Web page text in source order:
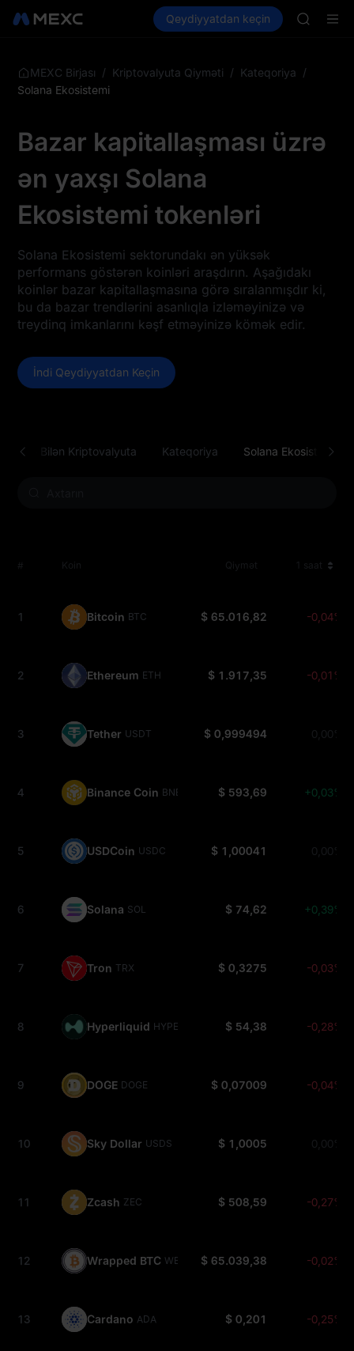
Bazarlar Spot Futures SPCX
Qeydiyyatdan keçin
AAOI
MEXC Birjası / Kriptovalyuta Qiyməti / Kateqoriya /
Solana Ekosistemi
Bazar kapitallaşması üzrə
ən yaxşı Solana
Ekosistemi tokenləri
Solana Ekosistemi sektorundakı ən yüksək
performans göstərən koinləri araşdırın. Aşağıdakı
koinlər bazar kapitallaşmasına görə sıralanmışdır ki,
bu da bazar trendlərini asanlıqla izləməyinizə və
treydinq imkanlarını kəşf etməyinizə kömək edir.
İndi Qeydiyyatdan Keçin
Edilə Bilən Kriptovalyuta Kateqoriya Solana Ekosistemi
# Koin Qiymət 1 saat
1 Bitcoin BTC $ 65.016,82 -0,04%
2 Ethereum ETH $ 1.917,35 -0,01%
3 Tether USDT $ 0,999494 0,00%
4 Binance Coin BNB $ 593,69 +0,03%
5 USDCoin USDC $ 1,00041 0,00%
6 Solana SOL $ 74,62 +0,39%
7 Tron TRX $ 0,3275 -0,03%
8 Hyperliquid HYPE $ 54,38 -0,28%
9 DOGE DOGE $ 0,07009 -0,04%
10 Sky Dollar USDS $ 1,0005 0,00%
11 Zcash ZEC $ 508,59 -0,27%
12 Wrapped BTC WBTC $ 65.039,38 -0,02%
13 Cardano ADA $ 0,201 -0,25%